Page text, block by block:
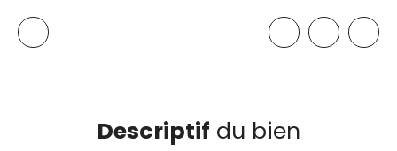
Descriptif du bien